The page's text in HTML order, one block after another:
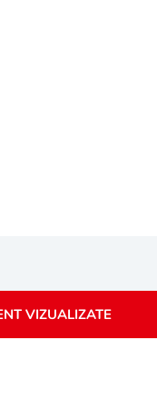
VIZUALIZATE